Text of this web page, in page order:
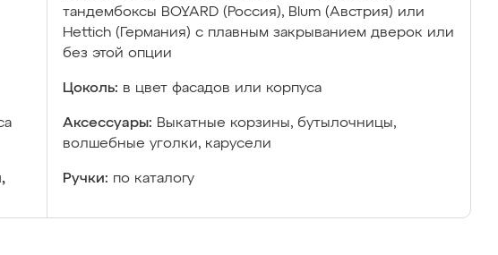
тандембоксы BOYARD (Россия), Blum (Австрия) или
Hettich (Германия) с плавным закрыванием дверок или
без этой опции
Цоколь: в цвет фасадов или корпуса
Аксессуары: Выкатные корзины, бутылочницы,
волшебные уголки, карусели
Ручки: по каталогу